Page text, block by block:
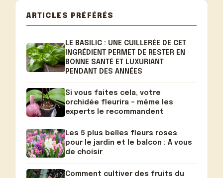
ARTICLES PRÉFÉRÉS
LE BASILIC : UNE CUILLERÉE DE CET
INGRÉDIENT PERMET DE RESTER EN
BONNE SANTÉ ET LUXURIANT
PENDANT DES ANNÉES
Si vous faites cela, votre
orchidée fleurira – même les
experts le recommandent
Les 5 plus belles fleurs roses
pour le jardin et le balcon : A vous
de choisir
Comment cultiver des fruits du